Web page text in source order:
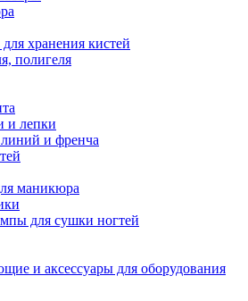
хранения кистей
полигеля
и лепки
и френча
маникюра
для сушки ногтей
и аксессуары для оборудования